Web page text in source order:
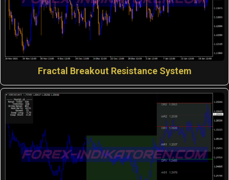
Fractal Breakout Resistance System